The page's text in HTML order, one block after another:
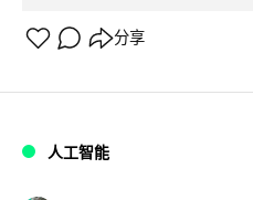
分享
人工智能